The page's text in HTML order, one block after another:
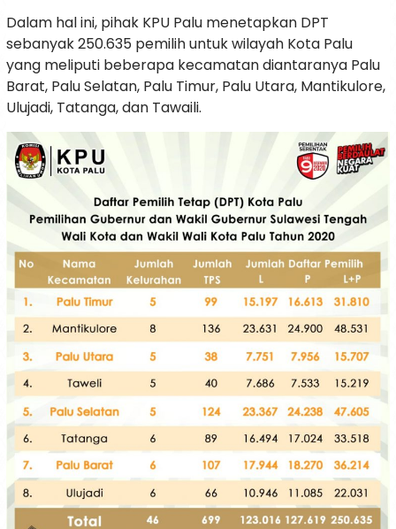
Dalam hal ini, pihak KPU Palu menetapkan DPT
sebanyak 250.635 pemilih untuk wilayah Kota Palu
yang meliputi beberapa kecamatan diantaranya Palu
Barat, Palu Selatan, Palu Timur, Palu Utara, Mantikulore,
Ulujadi, Tatanga, dan Tawaili.